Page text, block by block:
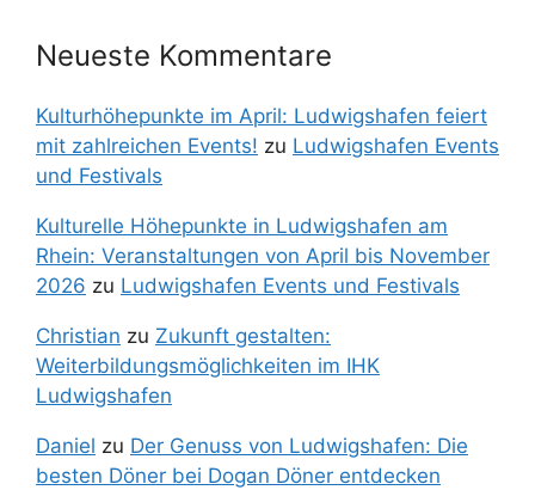
Neueste Kommentare
Kulturhöhepunkte im April: Ludwigshafen feiert
mit zahlreichen Events! zu Ludwigshafen Events
und Festivals
Kulturelle Höhepunkte in Ludwigshafen am
Rhein: Veranstaltungen von April bis November
2026 zu Ludwigshafen Events und Festivals
Christian zu Zukunft gestalten:
Weiterbildungsmöglichkeiten im IHK
Ludwigshafen
Daniel zu Der Genuss von Ludwigshafen: Die
besten Döner bei Dogan Döner entdecken